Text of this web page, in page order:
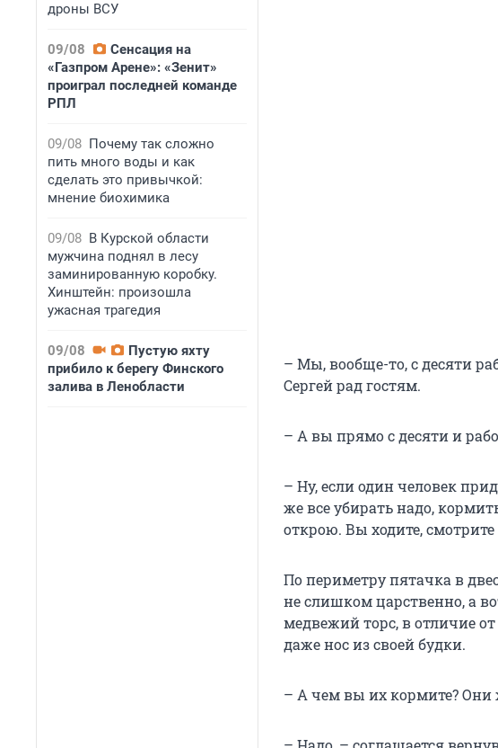
дроны ВСУ
09/08
Сенсация на
«Газпром Арене»: «Зенит»
проиграл последней команде
РПЛ
09/08 Почему так сложно
пить много воды и как
сделать это привычкой:
мнение биохимика
09/08 В Курской области
мужчина поднял в лесу
заминированную коробку.
Хинштейн: произошла
ужасная трагедия
09/08
Пустую яхту
прибило к берегу Финского
залива в Ленобласти
– Мы, вообще-то, с десяти
Сергей рад гостям.
– А вы прямо с десяти и
– Ну, если один человек
же все убирать надо,
открою. Вы ходите, смотрите
По периметру пятачка в
не слишком царственно, а
медвежий торс, в отличие
даже нос из своей будки.
– А чем вы их кормите?